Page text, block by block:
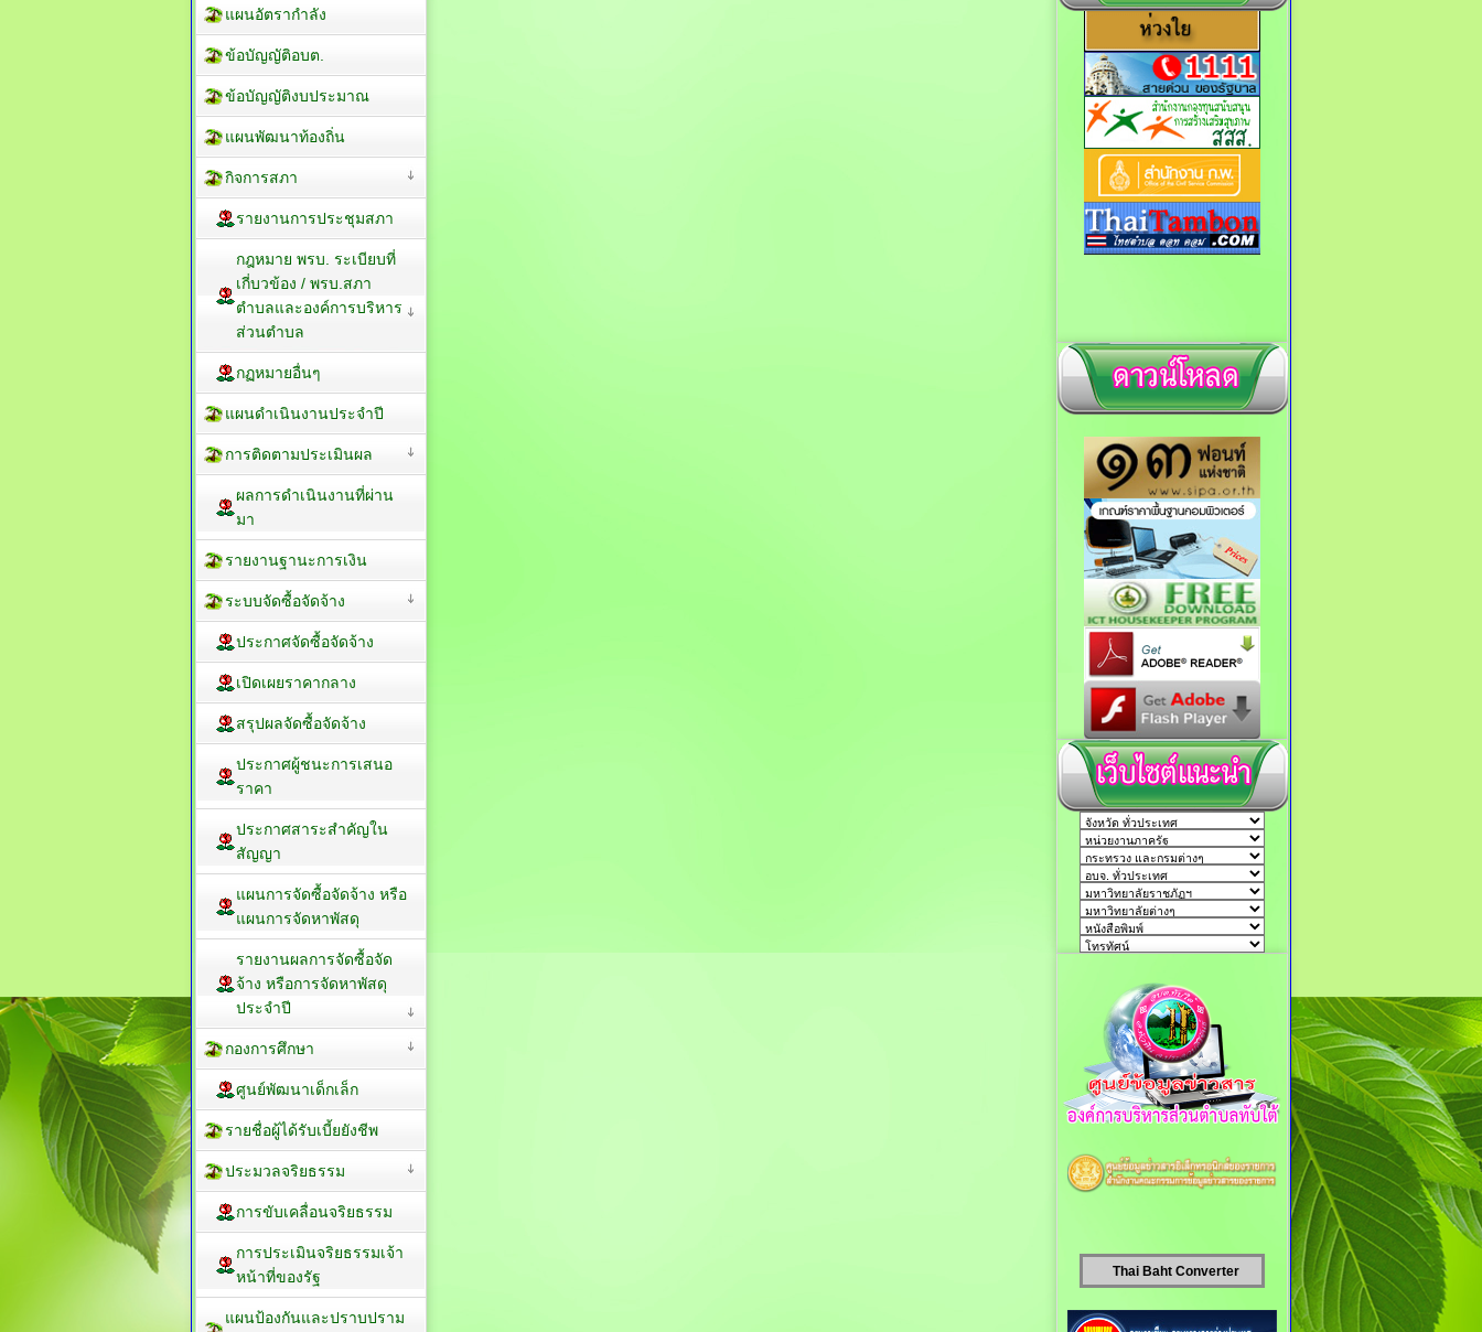
แผนอัตรากำลัง
ข้อบัญญัติอบต.
ข้อบัญญัติงบประมาณ
แผนพัฒนาท้องถิ่น
กิจการสภา
รายงานการประชุมสภา
กฎหมาย พรบ. ระเบียบที่
เกี่บวข้อง / พรบ.สภา
ตำบลและองค์การบริหาร
ส่วนตำบล
กฏหมายอื่นๆ
แผนดำเนินงานประจำปี
การติดตามประเมินผล
ผลการดำเนินงานที่ผ่าน
มา
รายงานฐานะการเงิน
ระบบจัดซื้อจัดจ้าง
ประกาศจัดซื้อจัดจ้าง
เปิดเผยราคากลาง
สรุปผลจัดซื้อจัดจ้าง
ประกาศผู้ชนะการเสนอ
ราคา
ประกาศสาระสำคัญใน
สัญญา
แผนการจัดซื้อจัดจ้าง หรือ
แผนการจัดหาพัสดุ
รายงานผลการจัดซื้อจัด
จ้าง หรือการจัดหาพัสดุ
ประจำปี
กองการศึกษา
ศูนย์พัฒนาเด็กเล็ก
รายชื่อผู้ได้รับเบี้ยยังชีพ
ประมวลจริยธรรม
การขับเคลื่อนจริยธรรม
การประเมินจริยธรรมเจ้า
หน้าที่ของรัฐ
แผนป้องกันและปราบปราม
Thai Baht Converter